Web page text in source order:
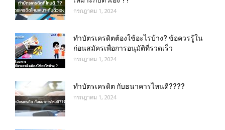
กรกฎาคม 1, 2024
ทําบัตรเครดิตต้องใช้อะไรบ้าง? ข้อควรรู้ใน
ก่อนสมัครเพื่อการอนุมัติที่รวดเร็ว
กรกฎาคม 1, 2024
ทำบัตรเครดิต กับธนาคารไหนดี????
กรกฎาคม 1, 2024